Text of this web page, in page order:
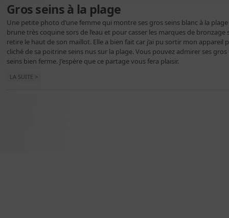
Gros seins à la plage
Une petite photo d’une femme qui montre ses gros seins blanc à la
brune très coquine sors de l’eau et pour casser les marques de bronzage
retire le haut de son maillot. Elle a bien fait car j’ai pu sortir mon
cliché de sa poitrine seins nus sur la plage. Vous pouvez admirer ses
seins bien ferme. J’espère que ce partage vous fera plaisir.
LA SUITE >